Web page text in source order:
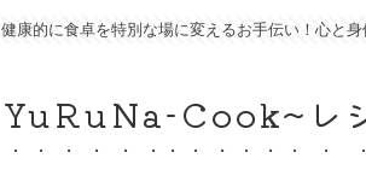
健康的に食卓を特別な場に変えるお手伝い！心と
YuRuNa-Cook~レ